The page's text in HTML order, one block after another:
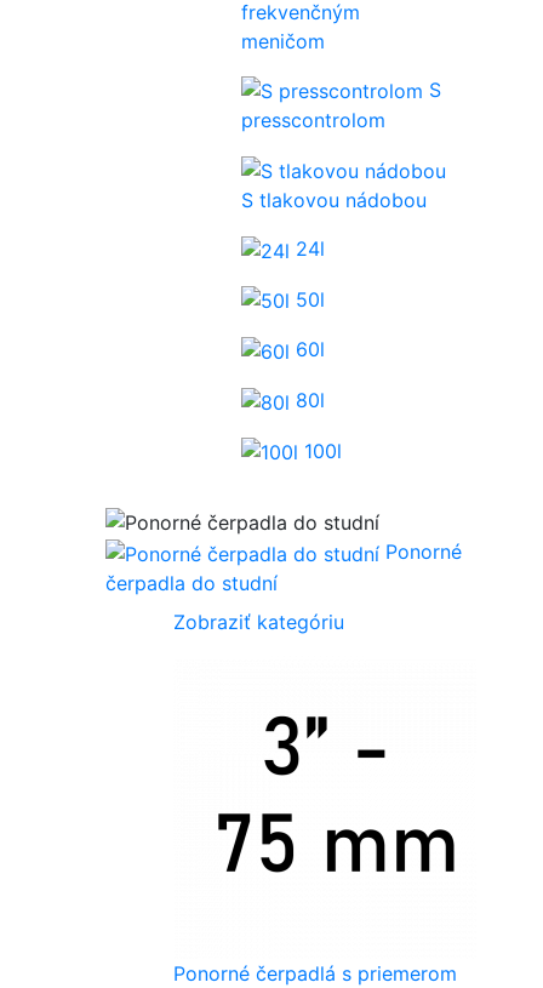
frekvenčným
meničom
S
presscontrolom
S tlakovou nádobou
24l
50l
60l
80l
100l
Ponorné
čerpadla do studní
Zobraziť kategóriu
Ponorné čerpadlá s priemerom